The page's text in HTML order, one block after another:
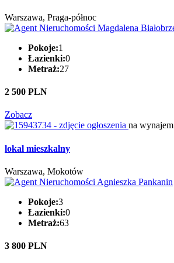
Warszawa, Praga-północ
Pokoje:1
Łazienki:0
Metraż:27
2 500 PLN
Zobacz
na wynajem
lokal mieszkalny
Warszawa, Mokotów
Pokoje:3
Łazienki:0
Metraż:63
3 800 PLN